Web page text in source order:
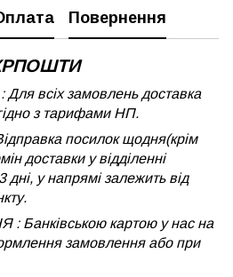
Повернення
всіх замовлень доставка
з тарифами НП.
посилок щодня(крім
доставки у відділенні
дні, у напрямі залежить від
картою у нас на
замовлення або при